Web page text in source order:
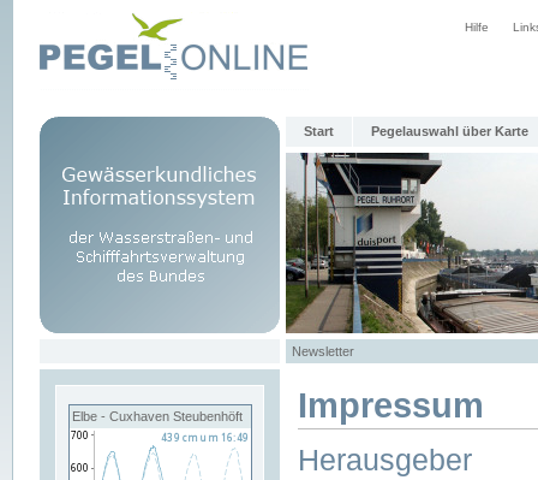
Hilfe
Start Pegelauswahl über Karte
Newsletter
Elbe - Cuxhaven Steubenhöft Impressum
Herausgeber